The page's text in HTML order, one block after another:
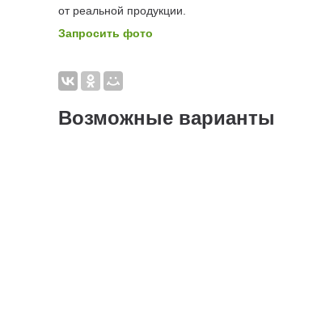
от реальной продукции.
Запросить фото
Возможные варианты